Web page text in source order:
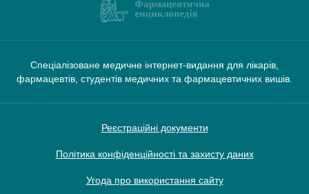
Спеціалізоване медичне інтернет-видання для лікарів,
фармацевтів, студентів медичних та фармацевтичних вишів.
Реєстраційні документи
Політика конфіденційності та захисту даних
Угода про використання сайту